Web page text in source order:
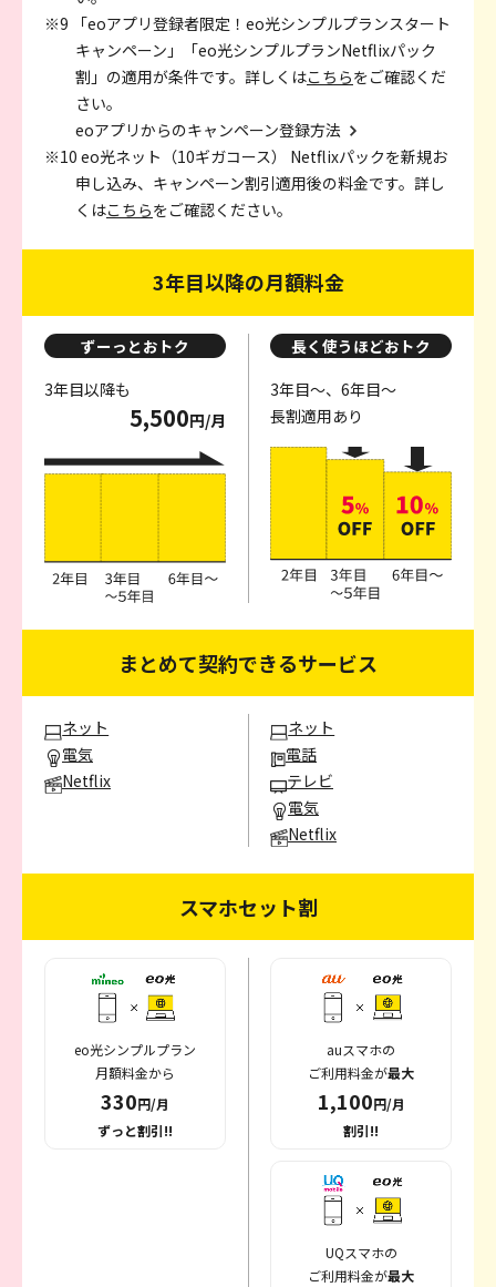
※9 「eoアプリ登録者限定！eo光シンプルプランスタート
キャンペーン」「eo光シンプルプランNetflixパック
割」の適用が条件です。詳しくはこちらをご確認くだ
さい。
eoアプリからのキャンペーン登録方法
※10 eo光ネット（10ギガコース） Netflixパックを新規お
申し込み、キャンペーン割引適用後の料金です。詳し
くはこちらをご確認ください。
3年目以降の月額料金
ずーっとおトク
3年目以降も
5,500円/月
長く使うほどおトク
3年目～、6年目～
長割適用あり
まとめて契約できるサービス
ネット
電気
Netflix
ネット
電話
テレビ
電気
Netflix
スマホセット割
eo光シンプルプラン
月額料金から
330円/月
ずっと割引!!
auスマホの
ご利用料金が最大
1,100円/月
割引!!
UQスマホの
ご利用料金が最大